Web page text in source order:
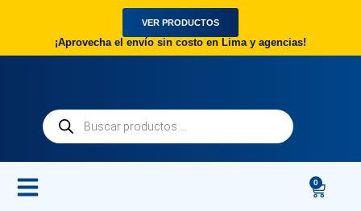
VER PRODUCTOS
¡Aprovecha el envío sin costo en Lima y agencias!
0